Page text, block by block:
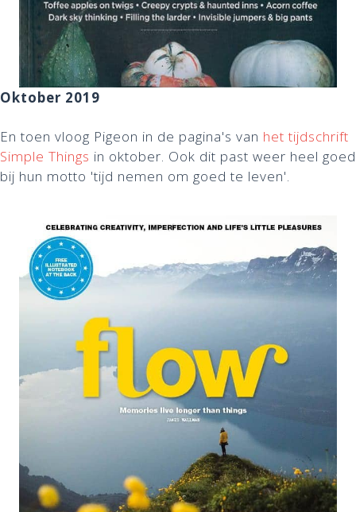
Oktober 2019
En toen vloog Pigeon in de pagina's van het tijdschrift
Simple Things in oktober. Ook dit past weer heel goed
bij hun motto 'tijd nemen om goed te leven'.